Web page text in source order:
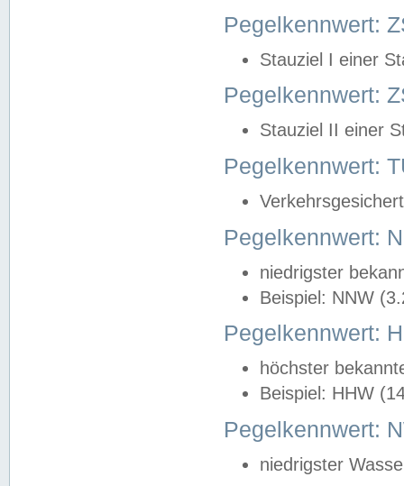
Pegelkennwert:
Stauziel I einer
Pegelkennwert:
Stauziel II einer
Pegelkennwert:
Pegelkennwert:
niedrigster
Beispiel: NNW
Pegelkennwert:
höchster
Beispiel: HHW
Pegelkennwert:
niedrigster